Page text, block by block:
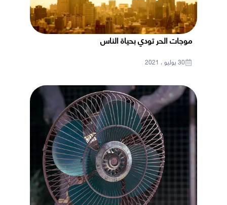
موجات الحر تودي بحياة الناس
30 يوليو ، 2021